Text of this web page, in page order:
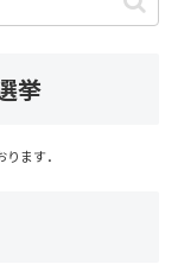
挙
ます．